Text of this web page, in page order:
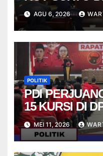
AGU 6, 2026
POLITIK
PDI
15 KURSI DI
PADA PEMILU
MEI 11, 2026